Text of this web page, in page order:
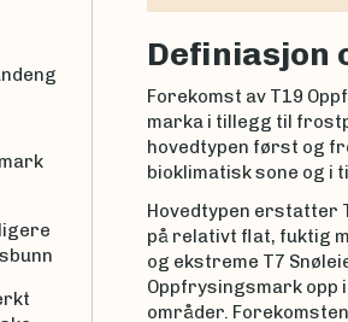
Definiasjon
Forekomst av T19
marka i tillegg til
hovedtypen først og
bioklimatisk sone og i
Hovedtypen erstatter
på relativt flat, fuktig
og ekstreme T7
Oppfrysingsmark opp
områder.